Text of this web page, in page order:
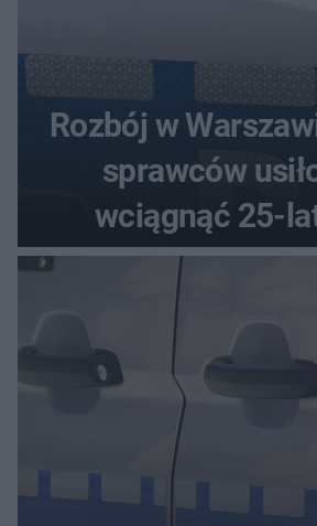
Rozbój w
sprawców
wciągnąć 25-